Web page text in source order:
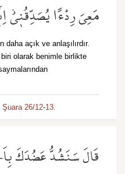
مَعِيَ رِدْءًا يُصَدِّقُن۪يۘ
açık ve anlaşılırdır.
olarak benimle birlikte
Şuara 26/12-13.
قَالَ سَنَشُدُّ عَضُدَكَ